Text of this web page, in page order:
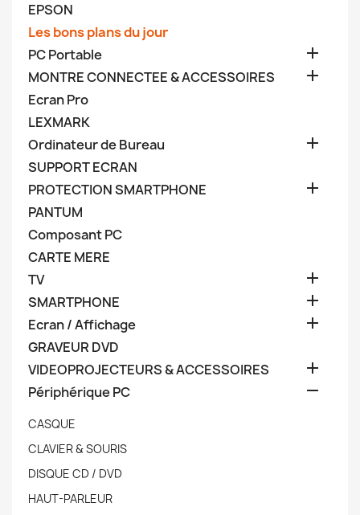
EPSON
Les bons plans du jour
PC Portable

MONTRE CONNECTEE & ACCESSOIRES 
Ecran Pro
LEXMARK
Ordinateur de Bureau

SUPPORT ECRAN
PROTECTION SMARTPHONE

PANTUM
Composant PC
CARTE MERE
TV

SMARTPHONE 
Ecran / Affichage 
GRAVEUR DVD
VIDEOPROJECTEURS & ACCESSOIRES

Périphérique PC 
CASQUE
CLAVIER & SOURIS
DISQUE CD / DVD
HAUT-PARLEUR